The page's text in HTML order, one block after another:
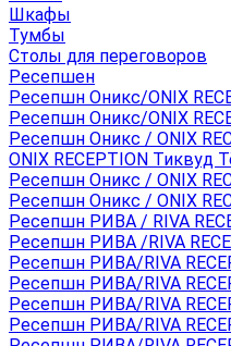
Шкафы
Тумбы
Столы для переговоров
Ресепшен
Ресепшн Оникс/ONIX
Ресепшн Оникс/ONIX
Ресепшн Оникс / ONIX
ONIX RECEPTION Тиквуд
Ресепшн Оникс / ONIX
Ресепшн Оникс / ONIX
Ресепшн РИВА / RIVA
Ресепшн РИВА /RIVA
Ресепшн РИВА/RIVA
Ресепшн РИВА/RIVA
Ресепшн РИВА/RIVA
Ресепшн РИВА/RIVA